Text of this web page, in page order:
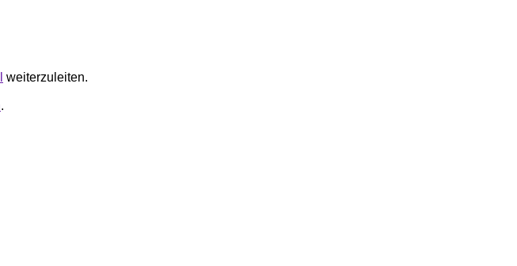
weiterzuleiten.
.